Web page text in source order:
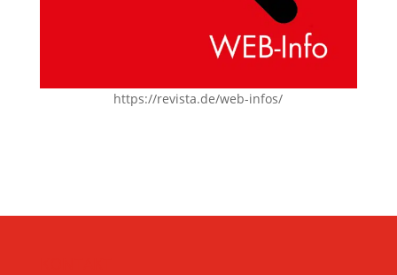
https://revista.de/web-infos/